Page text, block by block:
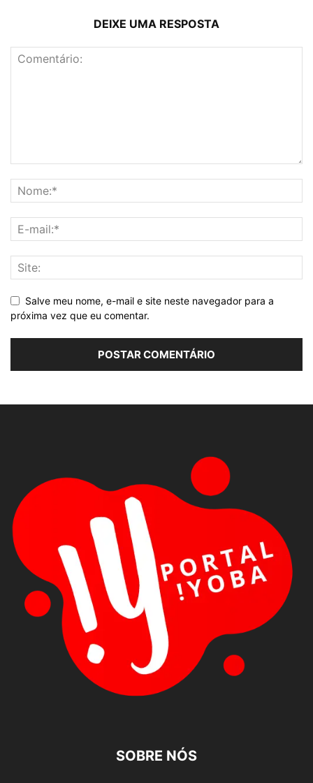
DEIXE UMA RESPOSTA
Salve meu nome, e-mail e site neste navegador para a
próxima vez que eu comentar.
SOBRE NÓS